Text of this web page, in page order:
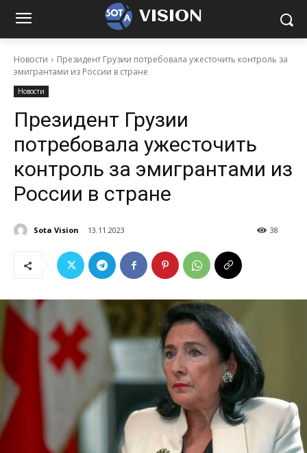
VISION
Новости
Президент Грузии потребовала ужесточить контроль за
эмигрантами из России в стране
Новости
Президент Грузии
потребовала ужесточить
контроль за эмигрантами из
России в стране
Sota Vision 13.11.2023 38